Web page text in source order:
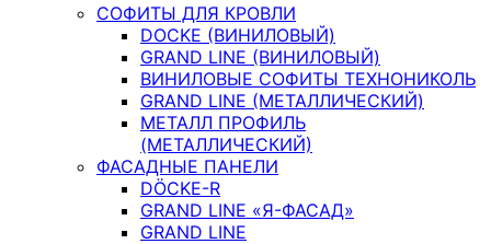
СОФИТЫ ДЛЯ КРОВЛИ
DOCKE (ВИНИЛОВЫЙ)
GRAND LINE (ВИНИЛОВЫЙ)
ВИНИЛОВЫЕ СОФИТЫ ТЕХНОНИКОЛЬ
GRAND LINE (МЕТАЛЛИЧЕСКИЙ)
МЕТАЛЛ ПРОФИЛЬ
(МЕТАЛЛИЧЕСКИЙ)
ФАСАДНЫЕ ПАНЕЛИ
DÖCKE-R
GRAND LINE «Я-ФАСАД»
GRAND LINE